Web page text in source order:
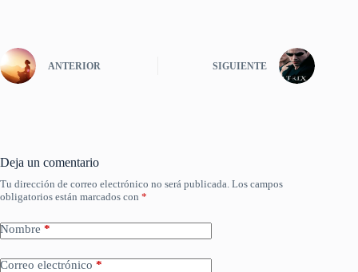
ANTERIOR SIGUIENTE
Deja un comentario
Tu dirección de correo electrónico no será publicada. Los campos
obligatorios están marcados con *
Nombre *
Correo electrónico *